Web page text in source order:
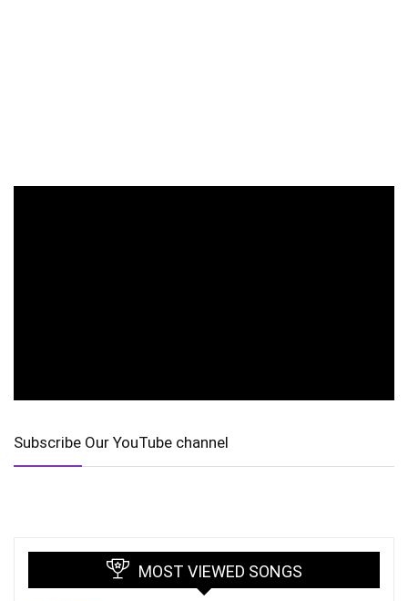
Subscribe Our YouTube channel
MOST VIEWED SONGS